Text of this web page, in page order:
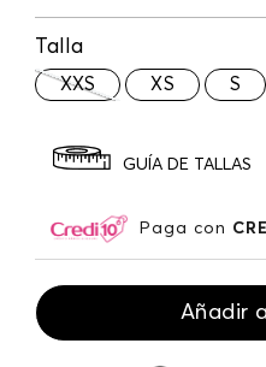
Talla
XXS XS S
GUÍA DE TALLAS
Paga con
Añadir